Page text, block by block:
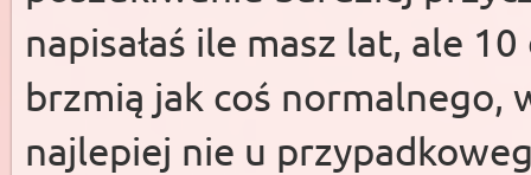
napisałaś ile masz lat, ale
brzmią jak coś normalnego,
najlepiej nie u